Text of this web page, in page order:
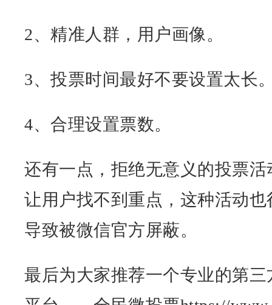
2、精准人群，用户画像。
3、投票时间最好不要设置太长
4、合理设置票数。
还有一点，拒绝无意义的投票
让用户找不到重点，这种活动
导致被微信官方屏蔽。
最后为大家推荐一个专业的第